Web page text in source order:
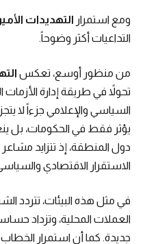
ومع استمرار التهديدات
التداعيات أكثر وضوحاً.
من منظور أوسع، تعكس
تحولاً في طريقة إدارة
السياسي والإعلامي جزءاً لا
يؤثر فقط في الحكومات، بل
دول المنطقة، إذ تتزايد
الاستقرار الاقتصادي
في مثل هذه البيئات، تتردد
العملات المحلية، وتزداد
جديدة. كما أن استمرار